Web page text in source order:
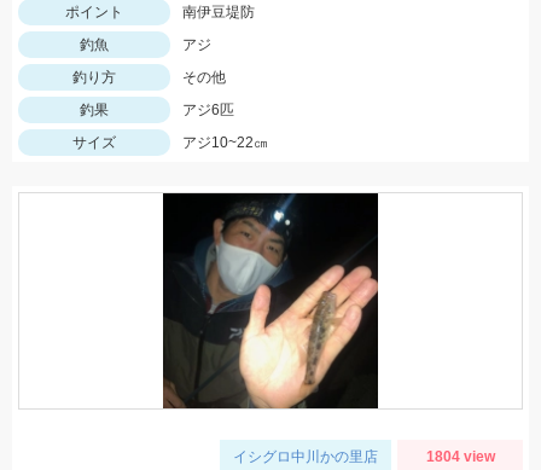
ポイント
南伊豆堤防
釣魚
アジ
釣り方
その他
釣果
アジ6匹
サイズ
アジ10~22㎝
イシグロ中川かの里店 1804 view